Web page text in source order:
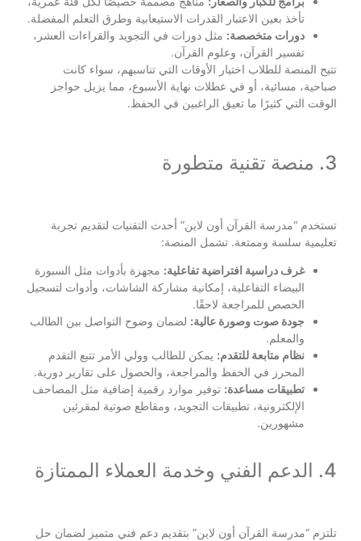
تأخذ بعين الاعتبار القدرات الاستيعابية وطرق التعلم المفضلة.
دورات متخصصة: مثل دورات في التجويد والقراءات العشر،
تفسير القرآن، وعلوم القرآن.
تتيح المنصة للطلاب اختيار الأوقات التي تناسبهم، سواء كانت
صباحية، مسائية، أو في عطلات نهاية الأسبوع، مما يزيل حواجز
الوقت التي كثيرًا ما تعيق الراغبين في الحفظ.
3. منصة تقنية متطورة
تستخدم “مدرسة القرآن أون لاين” أحدث التقنيات لتقديم تجربة
تعليمية سلسة وممتعة. تشمل المنصة:
غرف دراسية افتراضية تفاعلية: مجهزة بأدوات مثل السبورة
البيضاء التفاعلية، إمكانية مشاركة الشاشات، وأدوات لتسجيل
الحصص للمراجعة لاحقًا.
جودة صوت وصورة عالية: لضمان وضوح التواصل بين الطالب
والمعلم.
نظام متابعة للتقدم: يمكن للطالب وولي الأمر تتبع التقدم
المحرز في الحفظ والمراجعة، والحصول على تقارير دورية.
تطبيقات مساعدة: توفير موارد رقمية إضافية مثل المصاحف
الإلكترونية، تطبيقات التجويد، ومقاطع صوتية لمقرئين
مشهورين.
4. الدعم الفني وخدمة العملاء الممتازة
تلتزم “مدرسة القرآن أون لاين” بتقديم دعم فني متميز لضمان حل